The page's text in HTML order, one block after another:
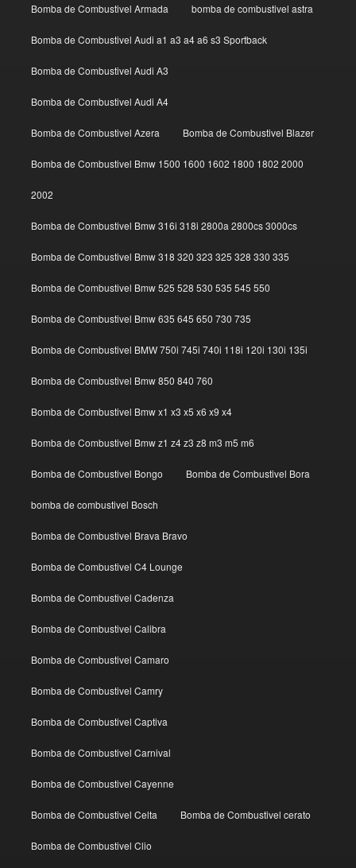
Bomba de Combustivel Armada bomba de combustivel astra
Bomba de Combustivel Audi a1 a3 a4 a6 s3 Sportback
Bomba de Combustivel Audi A3
Bomba de Combustivel Audi A4
Bomba de Combustivel Azera Bomba de Combustivel Blazer
Bomba de Combustivel Bmw 1500 1600 1602 1800 1802 2000
2002
Bomba de Combustivel Bmw 316i 318i 2800a 2800cs 3000cs
Bomba de Combustivel Bmw 318 320 323 325 328 330 335
Bomba de Combustivel Bmw 525 528 530 535 545 550
Bomba de Combustivel Bmw 635 645 650 730 735
Bomba de Combustivel BMW 750i 745i 740i 118i 120i 130i 135i
Bomba de Combustivel Bmw 850 840 760
Bomba de Combustivel Bmw x1 x3 x5 x6 x9 x4
Bomba de Combustivel Bmw z1 z4 z3 z8 m3 m5 m6
Bomba de Combustivel Bongo Bomba de Combustivel Bora
bomba de combustivel Bosch
Bomba de Combustivel Brava Bravo
Bomba de Combustivel C4 Lounge
Bomba de Combustivel Cadenza
Bomba de Combustivel Calibra
Bomba de Combustivel Camaro
Bomba de Combustivel Camry
Bomba de Combustivel Captiva
Bomba de Combustivel Carnival
Bomba de Combustivel Cayenne
Bomba de Combustivel Celta Bomba de Combustivel cerato
Bomba de Combustivel Clio